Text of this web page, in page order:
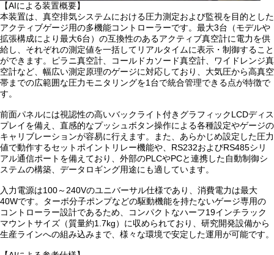
【AIによる装置概要】
本装置は、真空排気システムにおける圧力測定および監視を目的とした
アクティブゲージ用の多機能コントローラーです。最大3台（モデルや
拡張構成により最大6台）の互換性のあるアクティブ真空計に電力を供
給し、それぞれの測定値を一括してリアルタイムに表示・制御すること
ができます。ピラニ真空計、コールドカソード真空計、ワイドレンジ真
空計など、幅広い測定原理のゲージに対応しており、大気圧から高真空
帯までの広範囲な圧力モニタリングを1台で統合管理できる点が特徴で
す。
前面パネルには視認性の高いバックライト付きグラフィックLCDディス
プレイを備え、直感的なプッシュボタン操作による各種設定やゲージの
キャリブレーションが容易に行えます。また、あらかじめ設定した圧力
値で動作するセットポイントリレー機能や、RS232およびRS485シリ
アル通信ポートを備えており、外部のPLCやPCと連携した自動制御シ
ステムの構築、データロギング用途にも適しています。
入力電源は100～240Vのユニバーサル仕様であり、消費電力は最大
40Wです。ターボ分子ポンプなどの駆動機能を持たないゲージ専用の
コントローラー設計であるため、コンパクトなハーフ19インチラック
マウントサイズ（質量約1.7kg）に収められており、研究開発設備から
生産ラインへの組み込みまで、様々な環境で安定した運用が可能です。